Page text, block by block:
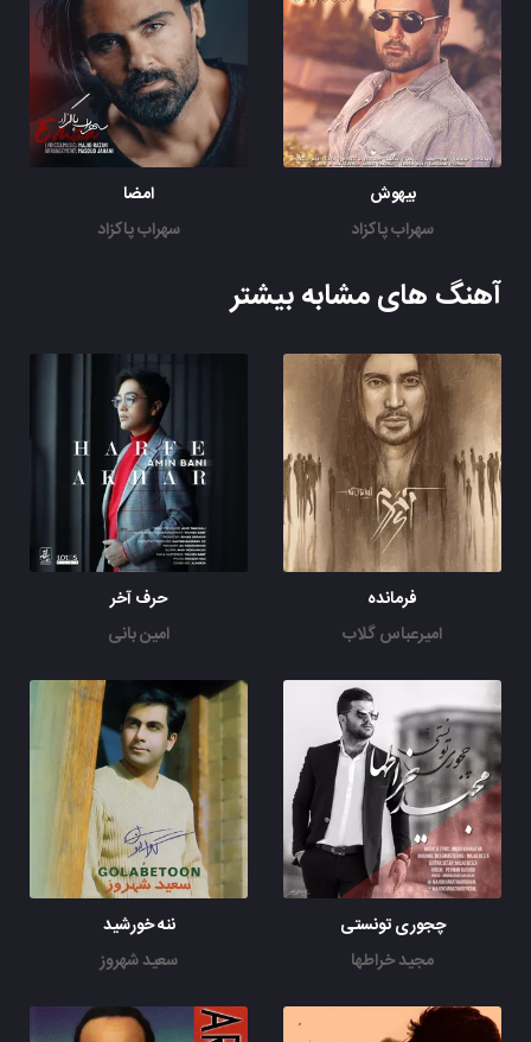
بیهوش
سهراب پاکزاد
امضا
سهراب پاکزاد
آهنگ های مشابه بیشتر
فرمانده
امیرعباس گلاب
حرف آخر
امین بانی
چجوری تونستی
مجید خراطها
ننه خورشید
سعید شهروز